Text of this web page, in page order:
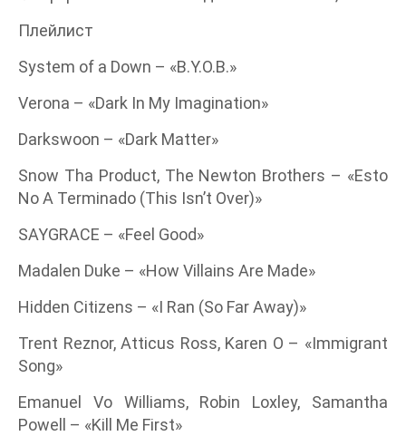
Плейлист
System of a Down – «B.Y.O.B.»
Verona – «Dark In My Imagination»
Darkswoon – «Dark Matter»
Snow Tha Product, The Newton Brothers – «Esto
No A Terminado (This Isn’t Over)»
SAYGRACE – «Feel Good»
Madalen Duke – «How Villains Are Made»
Hidden Citizens – «I Ran (So Far Away)»
Trent Reznor, Atticus Ross, Karen O – «Immigrant
Song»
Emanuel Vo Williams, Robin Loxley, Samantha
Powell – «Kill Me First»